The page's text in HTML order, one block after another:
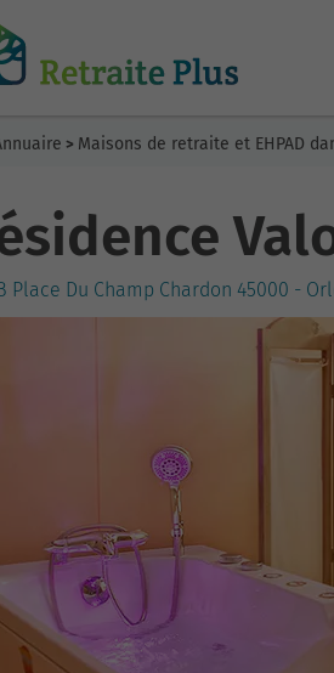
> Maisons de retraite et EHPAD
Place Du Champ Chardon 45000 -